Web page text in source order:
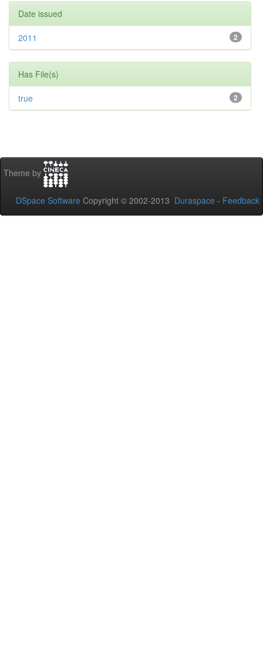
Date issued
2
2011
Has File(s)
2
true
Theme by
DSpace Software Copyright © 2002-2013 Duraspace - Feedback